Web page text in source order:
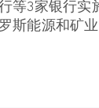
等3家银行
斯能源和矿